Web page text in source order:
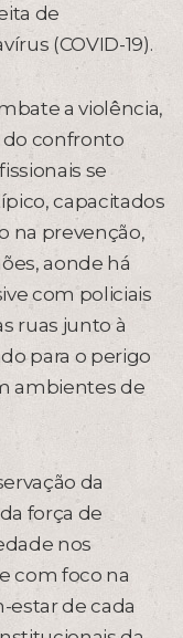
de
(COVID-19).
a violência,
do confronto
se
capacitados
na prevenção,
aonde há
com policiais
ruas junto à
para o perigo
ambientes de
da
força de
nos
com foco na
de cada